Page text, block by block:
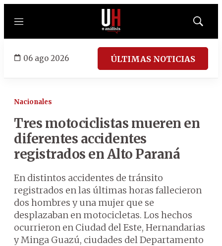
Menú
Mostrar
06 ago 2026 ÚLTIMAS NOTICIAS
Nacionales
Tres motociclistas mueren en
diferentes accidentes
registrados en Alto Paraná
En distintos accidentes de tránsito
registrados en las últimas horas fallecieron
dos hombres y una mujer que se
desplazaban en motocicletas. Los hechos
ocurrieron en Ciudad del Este, Hernandarias
y Minga Guazú, ciudades del Departamento